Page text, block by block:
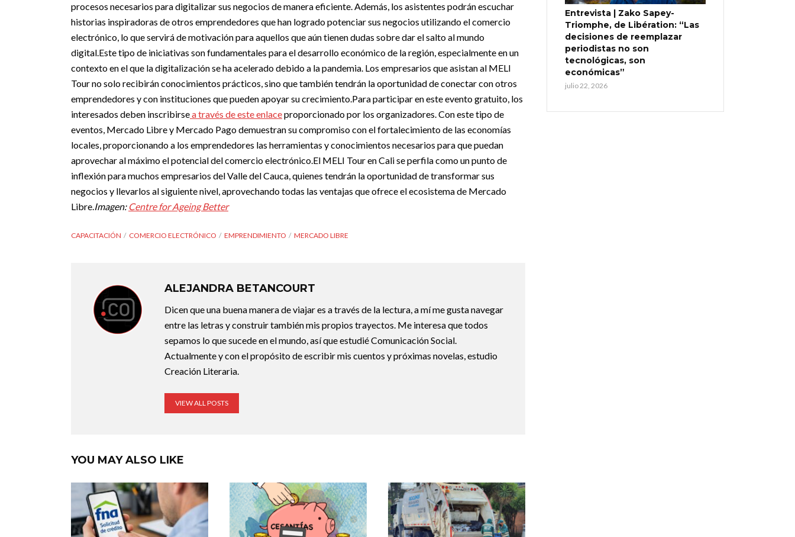
procesos necesarios para digitalizar sus negocios de manera eficiente. Además, los asistentes podrán escuchar
historias inspiradoras de otros emprendedores que han logrado potenciar sus negocios utilizando el comercio
electrónico, lo que servirá de motivación para aquellos que aún tienen dudas sobre dar el salto al mundo
digital.Este tipo de iniciativas son fundamentales para el desarrollo económico de la región, especialmente en un
contexto en el que la digitalización se ha acelerado debido a la pandemia. Los empresarios que asistan al MELI
Tour no solo recibirán conocimientos prácticos, sino que también tendrán la oportunidad de conectar con otros
emprendedores y con instituciones que pueden apoyar su crecimiento.Para participar en este evento gratuito, los
interesados deben inscribirsea través de este enlaceproporcionado por los organizadores. Con este tipo de
eventos, Mercado Libre y Mercado Pago demuestran su compromiso con el fortalecimiento de las economías
locales, proporcionando a los emprendedores las herramientas y conocimientos necesarios para que puedan
aprovechar al máximo el potencial del comercio electrónico.El MELI Tour en Cali se perfila como un punto de
inflexión para muchos empresarios del Valle del Cauca, quienes tendrán la oportunidad de transformar sus
negocios y llevarlos al siguiente nivel, aprovechando todas las ventajas que ofrece el ecosistema de Mercado
Libre.Imagen: Centre for Ageing Better
CAPACITACIÓN COMERCIO ELECTRÓNICO EMPRENDIMIENTO MERCADO LIBRE
ALEJANDRA BETANCOURT
Dicen que una buena manera de viajar es a través de la lectura, a mí me gusta navegar
entre las letras y construir también mis propios trayectos. Me interesa que todos
sepamos lo que sucede en el mundo, así que estudié Comunicación Social.
Actualmente y con el propósito de escribir mis cuentos y próximas novelas, estudio
Creación Literaria.
VIEW ALL POSTS
YOU MAY ALSO LIKE
Entrevista | Zako Sapey-
Triomphe, de Libération: “Las
decisiones de reemplazar
periodistas no son
tecnológicas, son
económicas”
julio 22, 2026